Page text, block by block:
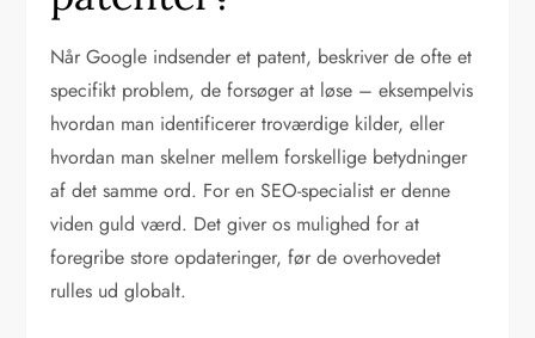
Når Google indsender et patent, beskriver de ofte et
specifikt problem, de forsøger at løse – eksempelvis
hvordan man identificerer troværdige kilder, eller
hvordan man skelner mellem forskellige betydninger
af det samme ord. For en SEO-specialist er denne
viden guld værd. Det giver os mulighed for at
foregribe store opdateringer, før de overhovedet
rulles ud globalt.